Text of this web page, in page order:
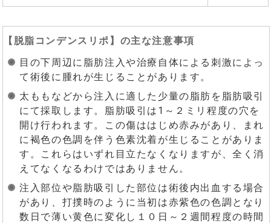
【 脱脂コンデンスリポ 】の主な注意事項
目の下周辺に脂肪注入や治療自体による刺激によっ
て術後に腫れが生じることがあります。
太ももなどから注入に適した少量の脂肪を脂肪吸引
にて採取します。脂肪吸引は1～２ミリ程度の穴を
開け行われます。この傷ははじめ赤みがあり、まれ
に褐色の色調を伴う色素沈着が生じることがありま
す。これらはいずれ目立たなくなりますが、全く消
えてなくなるわけではありません。
注入部位や脂肪吸引した部位は術後内出血する場合
があり、打撲時のように当初は赤紫色の色調となり
数日で薄い黄色に変化し１０日～２週間程度の時間